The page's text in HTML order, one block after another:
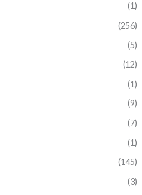
(1)
(256)
(5)
(12)
(1)
(9)
(7)
(1)
(145)
(3)